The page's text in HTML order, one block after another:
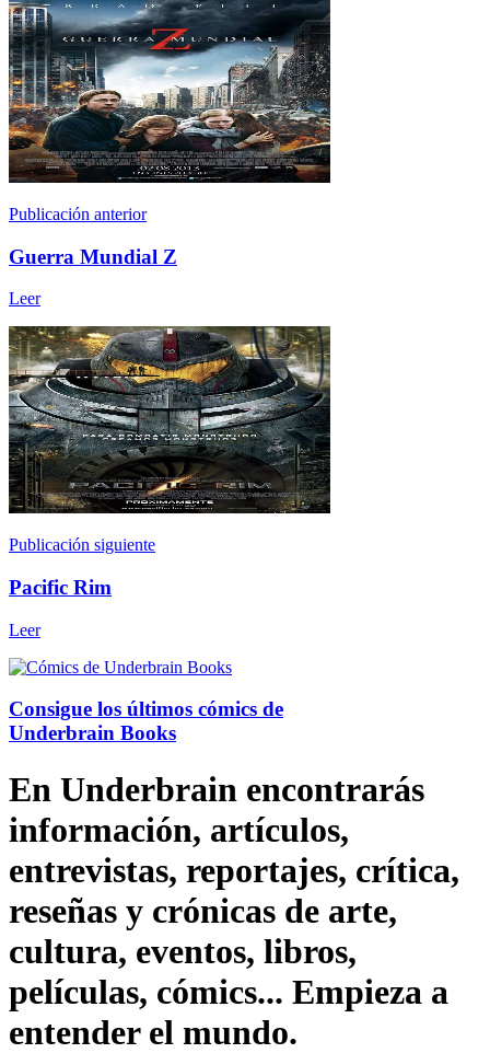
Publicación anterior
Guerra Mundial Z
Leer
Publicación siguiente
Pacific Rim
Leer
Consigue los últimos cómics de
Underbrain Books
En Underbrain encontrarás
información, artículos,
entrevistas, reportajes, crítica,
reseñas y crónicas de arte,
cultura, eventos, libros,
películas, cómics... Empieza a
entender el mundo.